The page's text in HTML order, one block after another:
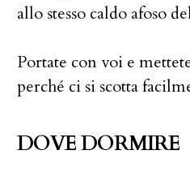
allo stesso caldo afoso
Portate con voi e
perché ci si scotta
DOVE DORMIRE